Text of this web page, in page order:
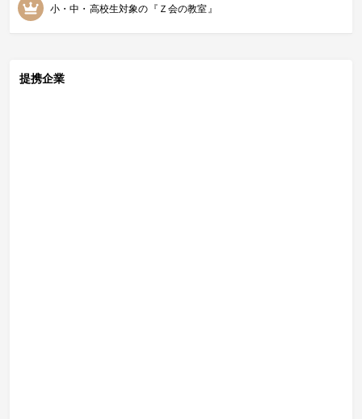
小・中・高校生対象の『Ｚ会の教室』
提携企業